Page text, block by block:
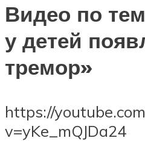
Видео по
у детей
тремор»
https://
v=yKe_mQJDa24